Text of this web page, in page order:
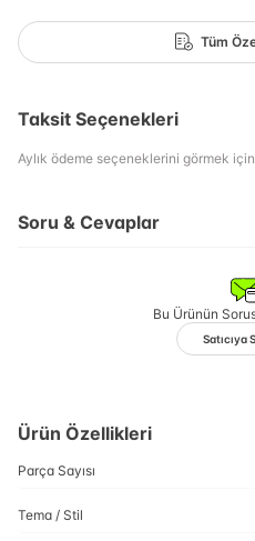
Tüm
Taksit Seçenekleri
Aylık ödeme seçeneklerini görmek
Soru & Cevaplar
Bu Ürünün
Satıcıya
Ürün Özellikleri
Parça Sayısı
Tema / Stil